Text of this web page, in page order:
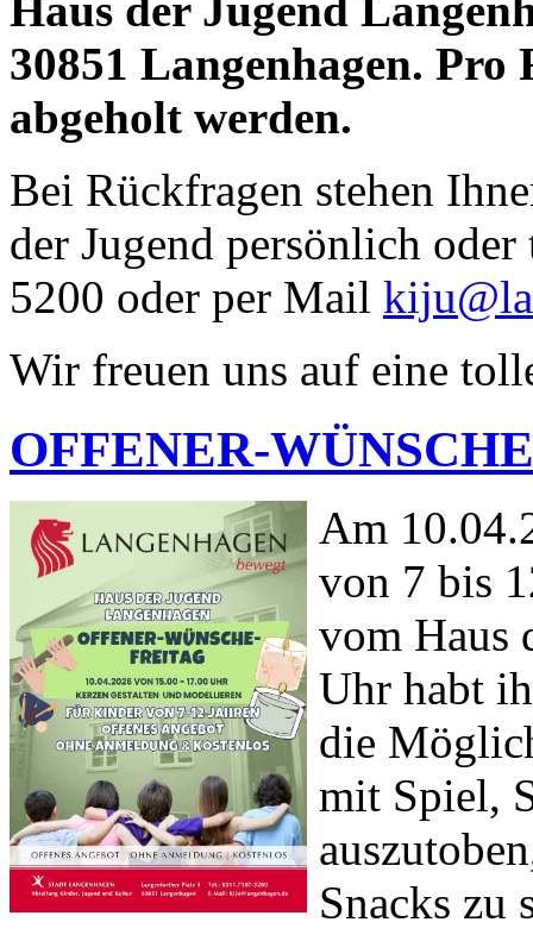
30851 Langenhagen.
abgeholt werden.
Bei Rückfragen stehen
der Jugend persönlich
5200 oder per Mail
Wir freuen uns auf eine
OFFENER-
Am
von 7 bis
vom Haus
Uhr habt
die
mit Spiel,
Snacks zu